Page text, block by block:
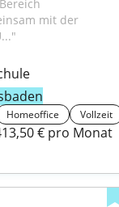
mit der
Homeoffice Vollzeit
€ pro Monat